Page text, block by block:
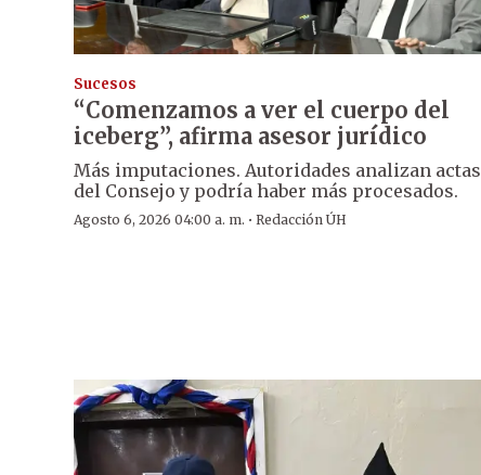
Sucesos
“Comenzamos a ver el cuerpo del
iceberg”, afirma asesor jurídico
Más imputaciones. Autoridades analizan actas
del Consejo y podría haber más procesados.
Agosto 6, 2026 04:00 a. m. · Redacción ÚH